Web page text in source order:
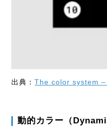
出典：The color system
動的カラー（